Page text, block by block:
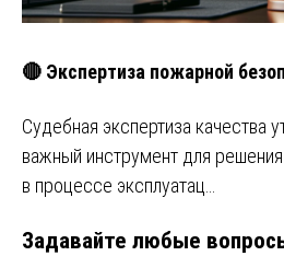
🔴 Экспертиза пожарной
Судебная экспертиза качества
важный инструмент для
в процессе эксплуатац…
Задавайте любые